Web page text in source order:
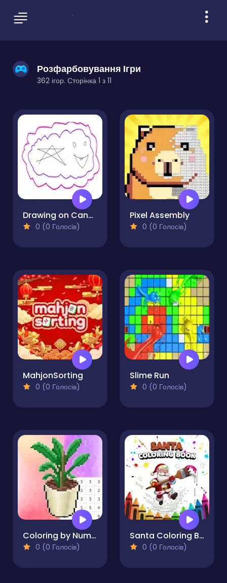
Розфарбовування Ігри
362 ігор. Сторінка 1 з 11
Drawing on Canvas
0 (0 Голосів)
Pixel Assembly
0 (0 Голосів)
MahjonSorting
0 (0 Голосів)
Slime Run
0 (0 Голосів)
Coloring by Numbers. Pixel Room
0 (0 Голосів)
Santa Coloring Book
0 (0 Голосів)